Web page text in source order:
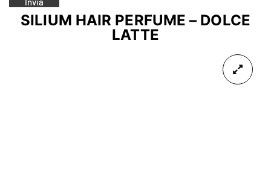
SILIUM HAIR PERFUME – DOLCE
LATTE